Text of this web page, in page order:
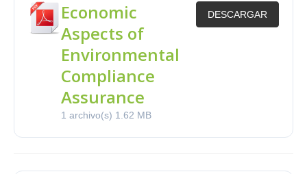
Economic
Aspects of
Environmental
Compliance
Assurance
1 archivo(s) 1.62 MB
DESCARGAR